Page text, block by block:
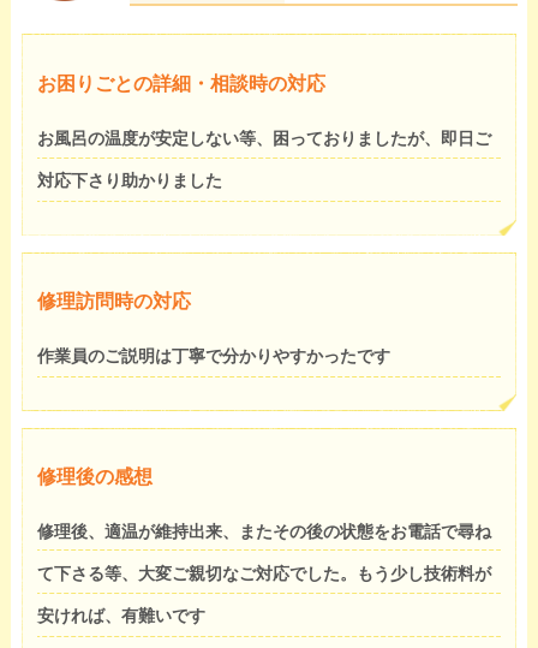
お困りごとの詳細・相談時の対応
お風呂の温度が安定しない等、困っておりましたが、即日ご
対応下さり助かりました
修理訪問時の対応
作業員のご説明は丁寧で分かりやすかったです
修理後の感想
修理後、適温が維持出来、またその後の状態をお電話で尋ね
て下さる等、大変ご親切なご対応でした。もう少し技術料が
安ければ、有難いです